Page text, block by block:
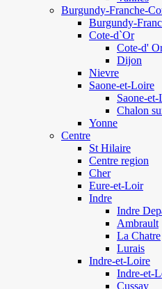
Burgundy-Franche-
Burgundy-
Cote-d`Or
Cote-d'
Dijon
Nievre
Saone-et-Loire
Saone-
Chalon
Yonne
Centre
St Hilaire
Centre region
Cher
Eure-et-Loir
Indre
Indre
Ambrault
La Chatre
Lurais
Indre-et-Loire
Indre-et-
Cussay